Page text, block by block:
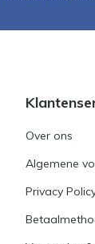
Over ons
Algemene
Privacy